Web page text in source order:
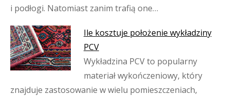
i podłogi. Natomiast zanim trafią one…
Ile kosztuje położenie wykładziny
PCV
Wykładzina PCV to popularny
materiał wykończeniowy, który
znajduje zastosowanie w wielu pomieszczeniach,